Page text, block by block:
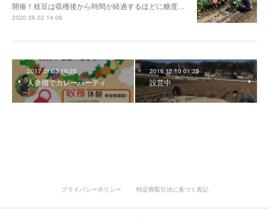
開催！枝豆は収穫後から時間が経過するほどに糖度…
2020.08.02 14:06
2017.01.03 16:25
人参畑でカレーパーティ
2016.12.10 01:25
設営中
プライバシーポリシー 特定商取引法に基づく表記